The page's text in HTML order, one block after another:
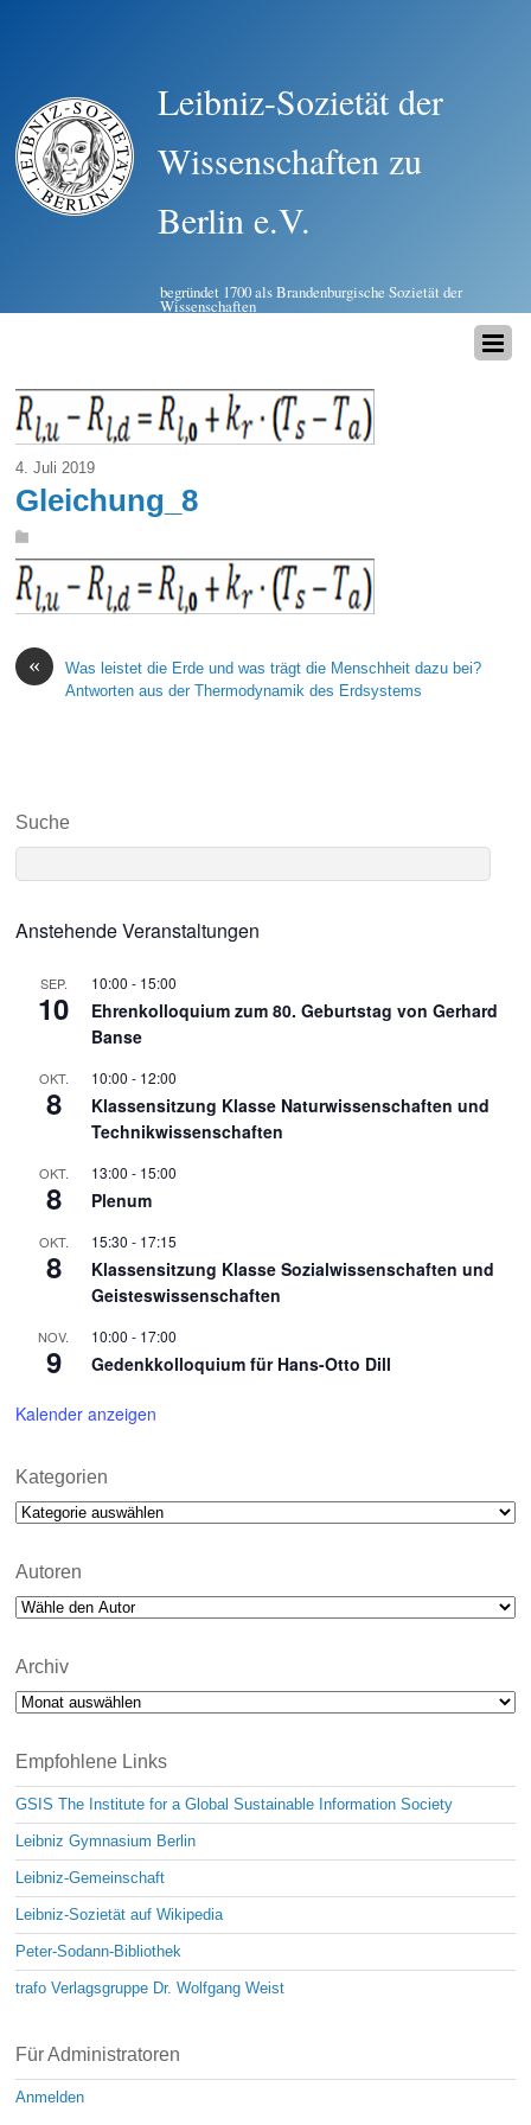
Leibniz-Sozietät der
Wissenschaften zu
Berlin e.V.
begründet 1700 als Brandenburgische Sozietät der
Wissenschaften
4. Juli 2019
Gleichung_8
«
Was leistet die Erde und was trägt die Menschheit dazu bei?
Antworten aus der Thermodynamik des Erdsystems
Suche
Anstehende Veranstaltungen
SEP.
10
10:00 - 15:00
Ehrenkolloquium zum 80. Geburtstag von Gerhard
Banse
OKT.
8
10:00 - 12:00
Klassensitzung Klasse Naturwissenschaften und
Technikwissenschaften
OKT.
8
13:00 - 15:00
Plenum
OKT.
8
15:30 - 17:15
Klassensitzung Klasse Sozialwissenschaften und
Geisteswissenschaften
NOV.
9
10:00 - 17:00
Gedenkkolloquium für Hans-Otto Dill
Kalender anzeigen
Kategorien
Kategorien
Autoren
Archiv
Archiv
Empfohlene Links
GSIS The Institute for a Global Sustainable Information Society
Leibniz Gymnasium Berlin
Leibniz-Gemeinschaft
Leibniz-Sozietät auf Wikipedia
Peter-Sodann-Bibliothek
trafo Verlagsgruppe Dr. Wolfgang Weist
Für Administratoren
Anmelden